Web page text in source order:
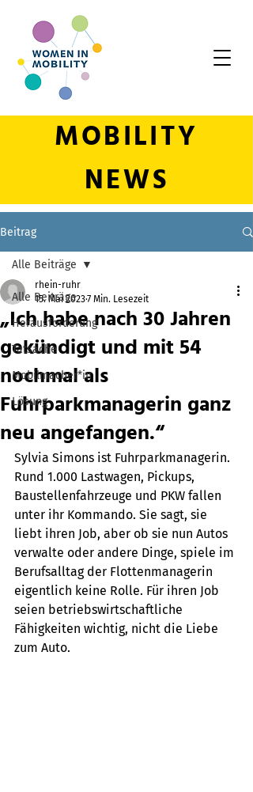
MOBILITY
NEWS
Beitrag
Alle Beiträge
Herausforderung
Tatsache
Mobilmacher*in
Lösung
Alle Beiträge
„Ich habe nach 30 Jahren
gekündigt und mit 54
nochmal als
Fuhrparkmanagerin ganz
neu angefangen.“
rhein-ruhr
15. Mai 20237 Min. Lesezeit
Sylvia Simons ist Fuhrparkmanagerin.
Rund 1.000 Lastwagen, Pickups,
Baustellenfahrzeuge und PKW fallen
unter ihr Kommando. Sie sagt, sie
liebt ihren Job, aber ob sie nun Autos
verwalte oder andere Dinge, spiele im
Berufsalltag der Flottenmanagerin
eigentlich keine Rolle. Für ihren Job
seien betriebswirtschaftliche
Fähigkeiten wichtig, nicht die Liebe
zum Auto.